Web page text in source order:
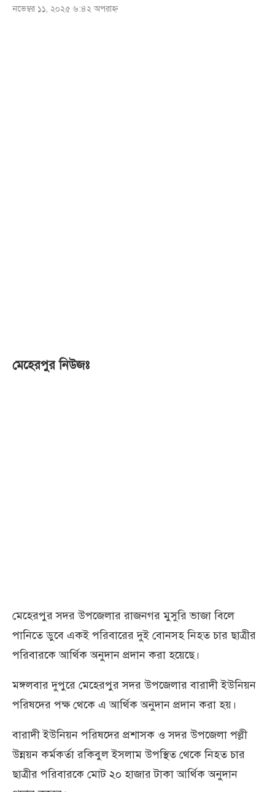
নভেম্বর ১১, ২০২৫ ৬:৪২ অপরাহ্ণ
মেহেরপুর নিউজঃ
মেহেরপুর সদর উপজেলার রাজনগর মুসুরি ভাজা বিলে
পানিতে ডুবে একই পরিবারের দুই বোনসহ নিহত চার ছাত্রীর
পরিবারকে আর্থিক অনুদান প্রদান করা হয়েছে।
মঙ্গলবার দুপুরে মেহেরপুর সদর উপজেলার বারাদী ইউনিয়ন
পরিষদের পক্ষ থেকে এ আর্থিক অনুদান প্রদান করা হয়।
বারাদী ইউনিয়ন পরিষদের প্রশাসক ও সদর উপজেলা পল্লী
উন্নয়ন কর্মকর্তা রকিবুল ইসলাম উপস্থিত থেকে নিহত চার
ছাত্রীর পরিবারকে মোট ২০ হাজার টাকা আর্থিক অনুদান